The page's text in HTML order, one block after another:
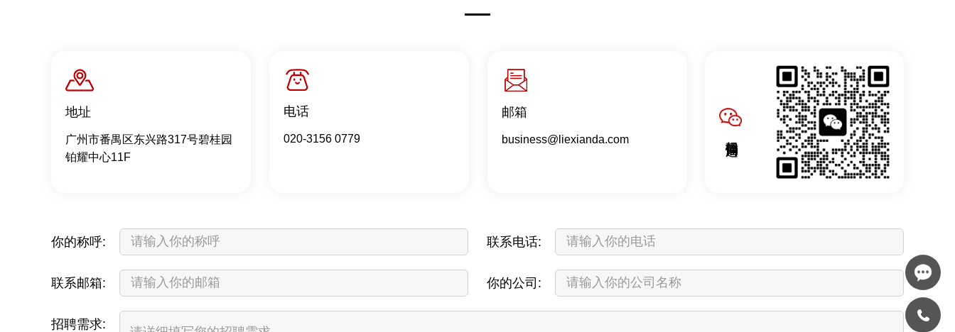
地址
广州市番禺区东兴路317号碧桂园
铂耀中心11F
电话
020-3156 0779
邮箱
business@liexianda.com
你的称呼: 联系电话:
联系邮箱: 你的公司:
招聘需求: